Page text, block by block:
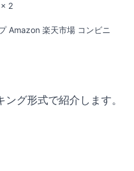
2
Amazon 楽天市場 コンビニ
グ形式で紹介します。